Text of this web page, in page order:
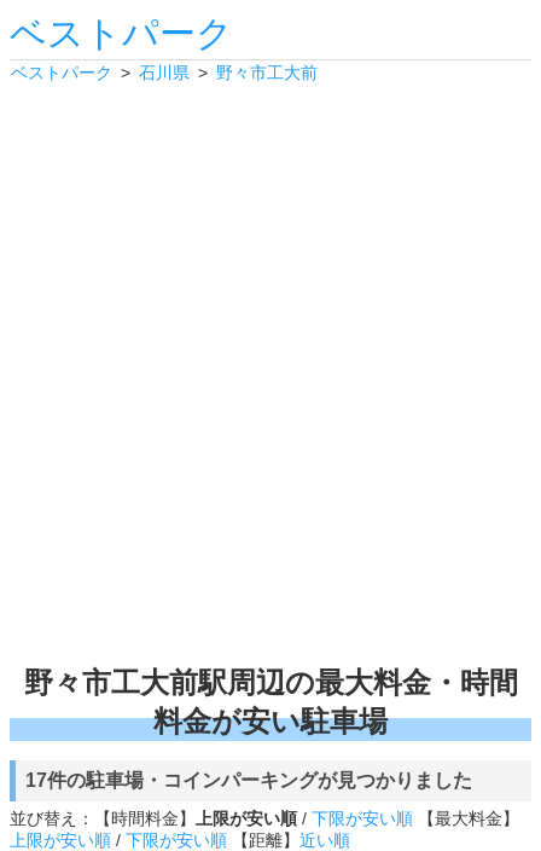
ベストパーク
ベストパーク 石川県 野々市工大前
野々市工大前駅周辺の最大料金・時間
料金が安い駐車場
17件の駐車場・コインパーキングが見つかりました
並び替え：【時間料金】 上限が安い順 / 下限が安い順 【最大料金】
上限が安い順 / 下限が安い順 【距離】 近い順